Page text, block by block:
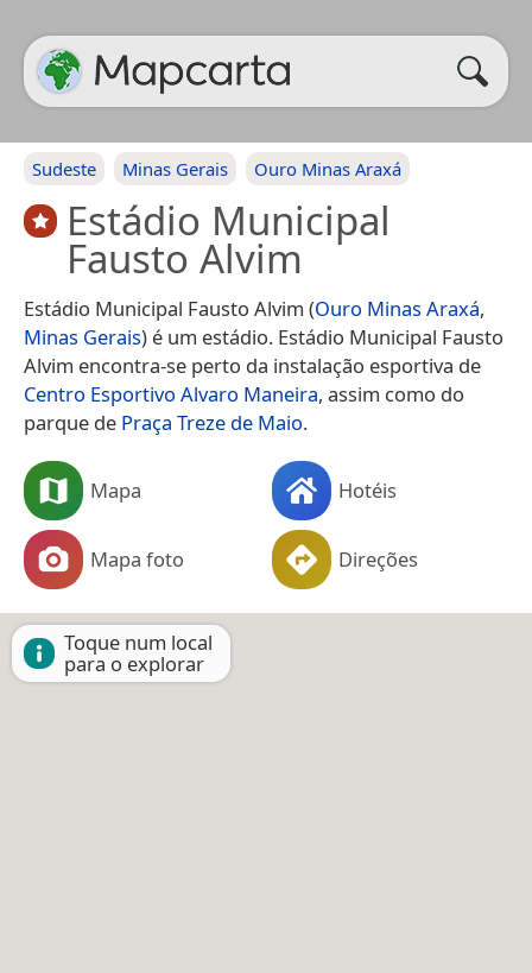
Sudeste Minas Gerais Ouro Minas Araxá
Estádio Municipal
Fausto Alvim
Estádio Municipal Fausto Alvim (Ouro Minas Araxá,
Minas Gerais) é um estádio. Estádio Municipal Fausto
Alvim encontra-se perto da instalação esportiva de
Centro Esportivo Alvaro Maneira, assim como do
parque de Praça Treze de Maio.
Mapa Hotéis
Mapa foto Direções
Toque num local
para o explorar